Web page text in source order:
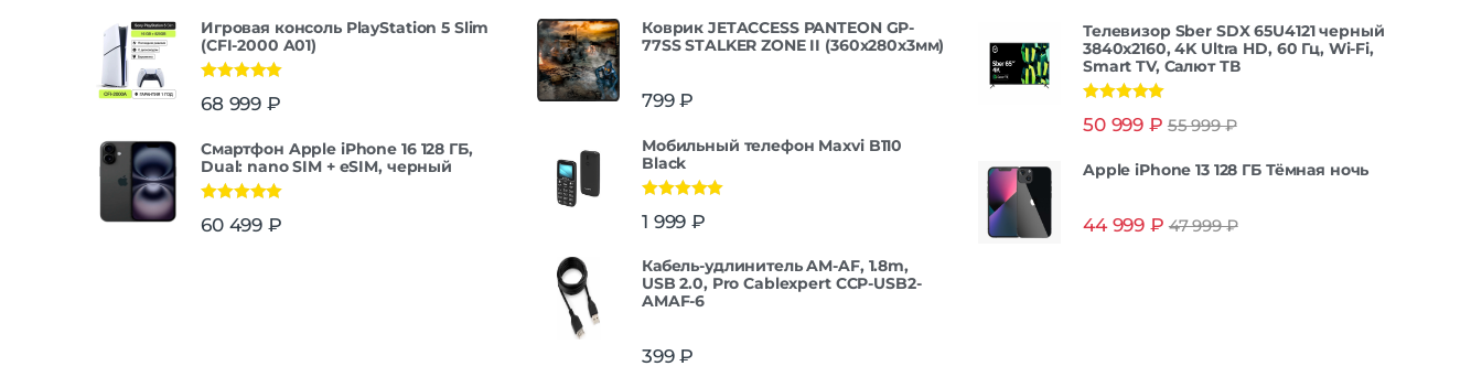
Игровая консоль PlayStation 5 Slim
(CFI-2000 A01)
из 5
68 999 ₽
Смартфон Apple iPhone 16 128 ГБ,
Dual: nano SIM + eSIM, черный
из 5
60 499 ₽
Коврик JETACCESS PANTEON GP-
77SS STALKER ZONE II (360x280x3мм)
799₽
Мобильный телефон Maxvi B110
Black
из 5
1 999 ₽
Кабель-удлинитель AM-AF, 1.8m,
USB 2.0, Pro Cablexpert CCP-USB2-
AMAF-6
399₽
Телевизор Sber SDX 65U4121 черный
3840x2160, 4K Ultra HD, 60 Гц, Wi-Fi,
Smart TV, Салют ТВ
из 5
50 999 ₽ 55 999₽
Apple iPhone 13 128 ГБ Тёмная ночь
44 999 ₽ 47 999₽